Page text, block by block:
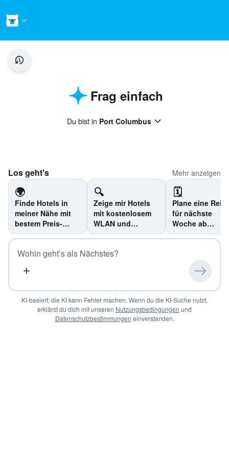
Frag einfach
Du bist in Port Columbus
Los geht's Mehr anzeigen
🌍
Finde Hotels in
meiner Nähe mit
bestem Preis-
Leistungs-
🔍
Zeige mir Hotels
mit kostenlosem
WLAN und
Frühstück
🗓️
Plane eine
für nächste
Woche ab
Columbus
KI-basiert; die KI kann Fehler machen. Wenn du die KI-Suche nutzt,
erklärst du dich mit unseren Nutzungsbedingungen und
Datenschutzbestimmungen einverstanden.